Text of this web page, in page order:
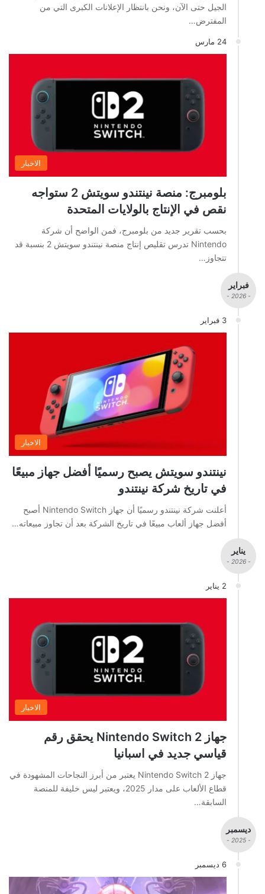
الجيل حتى الآن، ونحن بانتظار الإعلانات الكبرى التي من
المفترض…
24 مارس
الاخبار
بلومبرج: منصة نينتندو سويتش 2 ستواجه
نقص في الإنتاج بالولايات المتحدة
بحسب تقرير جديد من بلومبرج، فمن الواضح أن شركة
Nintendo تدرس تقليص إنتاج منصة نينتندو سويتش 2 بنسبة قد
تتجاوز…
فبراير
- 2026 -
3 فبراير
الاخبار
نينتندو سويتش يصبح رسميًا أفضل جهاز مبيعًا
في تاريخ شركة نينتندو
أعلنت شركة نينتندو رسميًا أن جهاز Nintendo Switch أصبح
أفضل جهاز ألعاب مبيعًا في تاريخ الشركة بعد أن تجاوز مبيعاته…
يناير
- 2026 -
2 يناير
الاخبار
جهاز Nintendo Switch 2 يحقق رقم
قياسي جديد في اسبانيا
جهاز Nintendo Switch 2 يعتبر من أبرز النجاحات المشهودة في
قطاع الألعاب على مدار 2025، ويعتبر ليس خليفة للمنصة
السابقة…
ديسمبر
- 2025 -
6 ديسمبر